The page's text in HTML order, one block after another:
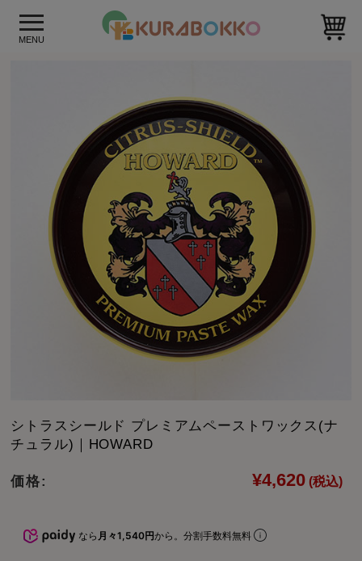
シトラスシールド プレミアムペーストワックス(ナ
チュラル)｜HOWARD
価格: ¥4,620 (税込)
なら 月々1,540円から。分割手数料無料